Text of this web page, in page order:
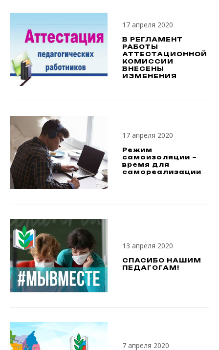
17 апреля 2020
В РЕГЛАМЕНТ
РАБОТЫ
АТТЕСТАЦИОННОЙ
КОМИССИИ
ВНЕСЕНЫ
ИЗМЕНЕНИЯ
17 апреля 2020
Режим
самоизоляции –
время для
самореализации
13 апреля 2020
СПАСИБО НАШИМ
ПЕДАГОГАМ!
7 апреля 2020